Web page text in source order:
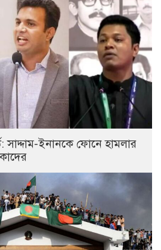
সাদ্দাম-ইনানকে ফোনে হামলার